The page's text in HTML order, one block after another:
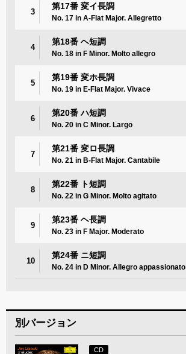
3
第17番 変イ長調
No. 17 in A-Flat Major. Allegretto
4
第18番 ヘ短調
No. 18 in F Minor. Molto allegro
5
第19番 変ホ長調
No. 19 in E-Flat Major. Vivace
6
第20番 ハ短調
No. 20 in C Minor. Largo
7
第21番 変ロ長調
No. 21 in B-Flat Major. Cantabile
8
第22番 ト短調
No. 22 in G Minor. Molto agitato
9
第23番 ヘ長調
No. 23 in F Major. Moderato
10
第24番 ニ短調
No. 24 in D Minor. Allegro appassionato
別バージョン
CD